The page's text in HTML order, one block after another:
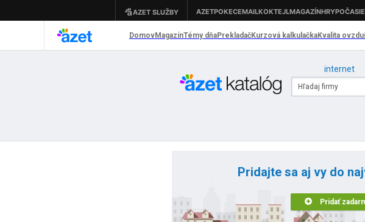
internet
Pridajte sa aj vy do
Pridať